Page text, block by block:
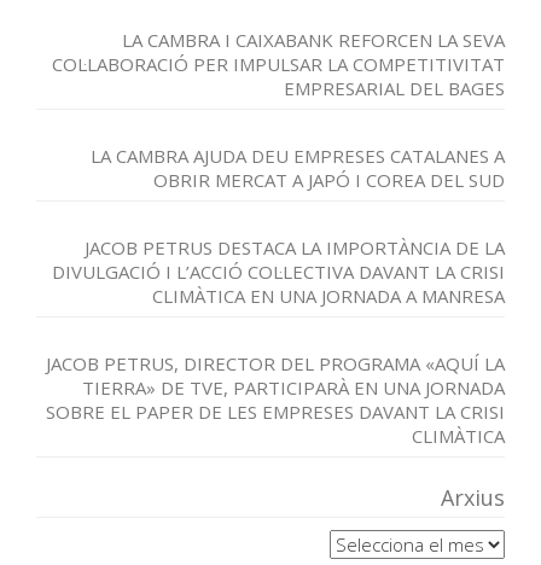
LA CAMBRA I CAIXABANK REFORCEN LA SEVA
COL·LABORACIÓ PER IMPULSAR LA COMPETITIVITAT
EMPRESARIAL DEL BAGES
LA CAMBRA AJUDA DEU EMPRESES CATALANES A
OBRIR MERCAT A JAPÓ I COREA DEL SUD
JACOB PETRUS DESTACA LA IMPORTÀNCIA DE LA
DIVULGACIÓ I L’ACCIÓ COL·LECTIVA DAVANT LA CRISI
CLIMÀTICA EN UNA JORNADA A MANRESA
JACOB PETRUS, DIRECTOR DEL PROGRAMA «AQUÍ LA
TIERRA» DE TVE, PARTICIPARÀ EN UNA JORNADA
SOBRE EL PAPER DE LES EMPRESES DAVANT LA CRISI
CLIMÀTICA
Arxius
Arxius